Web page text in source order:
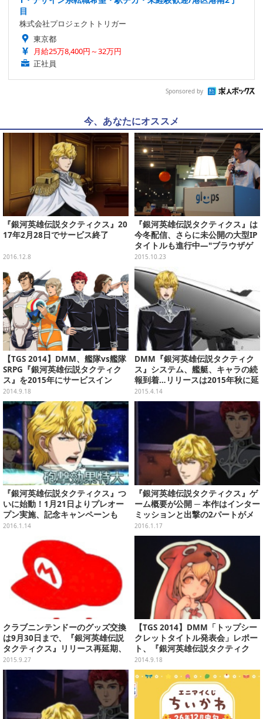
目
株式会社プロジェクトトリガー
東京都
月給25万8,400円～32万円
正社員
Sponsored by
今、あなたにオススメ
『銀河英雄伝説タクティクス』20
17年2月28日でサービス終了
2016.12.8
『銀河英雄伝説タクティクス』は
今冬配信、さらに未公開の大型IP
タイトルも進行中―"ブラウザゲ
ームはまだ死なず"とDMMが語る
2015.10.23
【TGS 2014】DMM、艦隊vs艦隊
SRPG『銀河英雄伝説タクティク
ス』を2015年にサービスイン
2014.9.18
DMM『銀河英雄伝説タクティク
ス』システム、艦艇、キャラの続
報到着…リリースは2015年秋に延
期
2015.4.14
『銀河英雄伝説タクティクス』つ
いに始動！1月21日よりプレオー
プン実施、記念キャンペーンも
2016.1.14
『銀河英雄伝説タクティクス』ゲ
ーム概要が公開 ─ 本作はインター
ミッションと出撃の2パートがメ
インに
2016.1.17
クラブニンテンドーのグッズ交換
は9月30日まで、『銀河英雄伝説
タクティクス』リリース再延期、
TVアニメ「幕末Rock」再放送決
定、など…昨日のまとめ(9/26)
2015.9.27
【TGS 2014】DMM「トップシー
クレットタイトル発表会」レポー
ト、『銀河英雄伝説タクティク
ス』はとにかく原作を大切に
2014.9.18